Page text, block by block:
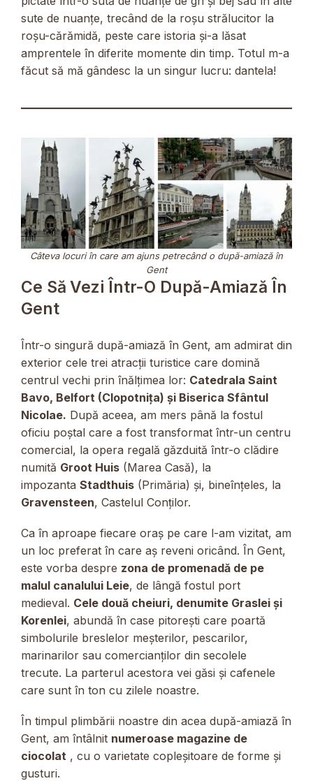
sute de nuanțe, trecând de la roșu strălucitor la
roșu-cărămidă, peste care istoria și-a lăsat
amprentele în diferite momente din timp. Totul m-a
făcut să mă gândesc la un singur lucru: dantela!
Câteva locuri în care am ajuns petrecând o după-amiază în
Gent
Ce Să Vezi Într-O După-Amiază În
Gent
Într-o singură după-amiază în Gent, am admirat din
exterior cele trei atracții turistice care domină
centrul vechi prin înălțimea lor: Catedrala Saint
Bavo, Belfort (Clopotnița) și Biserica Sfântul
Nicolae. După aceea, am mers până la fostul
oficiu poștal care a fost transformat într-un centru
comercial, la opera regală găzduită într-o clădire
numită Groot Huis (Marea Casă), la
impozanta Stadthuis (Primăria) și, bineînțeles, la
Gravensteen, Castelul Conților.
Ca în aproape fiecare oraș pe care l-am vizitat, am
un loc preferat în care aș reveni oricând. În Gent,
este vorba despre zona de promenadă de pe
malul canalului Leie, de lângă fostul port
medieval. Cele două cheiuri, denumite Graslei și
Korenlei, abundă în case pitorești care poartă
simbolurile breslelor meșterilor, pescarilor,
marinarilor sau comercianților din secolele
trecute. La parterul acestora vei găsi și cafenele
care sunt în ton cu zilele noastre.
În timpul plimbării noastre din acea după-amiază în
Gent, am întâlnit numeroase magazine de
ciocolat , cu o varietate copleșitoare de forme și
gusturi.